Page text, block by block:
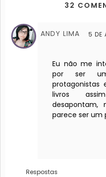
32
ANDY LIMA 5 DE
Eu não me
por ser
protagonistas
livros
desapontam,
parece ser um
Respostas